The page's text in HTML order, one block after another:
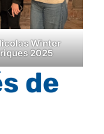
Winter
2025
de